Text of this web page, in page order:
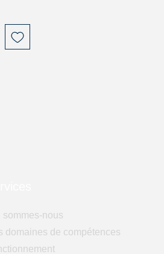
sommes-nous
domaines de compétences